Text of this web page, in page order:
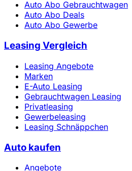
Auto Abo Gebrauchtwagen
Auto Abo Deals
Auto Abo Gewerbe
Leasing Vergleich
Leasing Angebote
Marken
E-Auto Leasing
Gebrauchtwagen Leasing
Privatleasing
Gewerbeleasing
Leasing Schnäppchen
Auto kaufen
Angebote